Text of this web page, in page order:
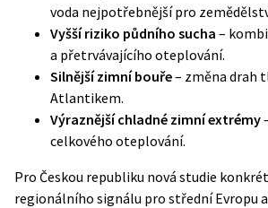
voda nejpotřebnější pro
Vyšší riziko půdního sucha –
a přetrvávajícího oteplování.
Silnější zimní bouře– změna drah
Atlantikem.
Výraznější chladné zimní extrémy
celkového oteplování.
Pro Českou republiku nová studie
regionálního signálu pro střední Evropu